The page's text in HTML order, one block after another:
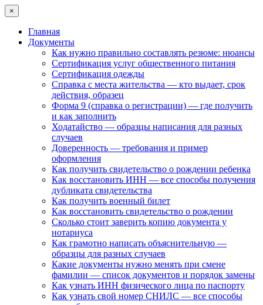
×
Главная
Документы
Как нужно правильно составлять резюме: нюансы
Сертификация услуг общественного питания
Сертификация одежды
Справка с места жительства — кто выдает, срок
действия, образец
Форма 9 (справка о регистрации) — где получить
и как заполнить
Ходатайство — образцы написания для разных
случаев
Доверенность — требования и пример
оформления
Как получить свидетельство о рождении ребенка
Как восстановить ИНН — все способы получения
дубликата свидетельства
Как получить военный билет
Как восстановить свидетельство о рождении
Сколько стоит заверить копию документа у
нотариуса
Как грамотно написать объяснительную —
образцы для разных случаев
Какие документы нужно менять при смене
фамилии — список документов и порядок замены
Как узнать ИНН физического лица по паспорту
Как узнать свой номер СНИЛС — все способы